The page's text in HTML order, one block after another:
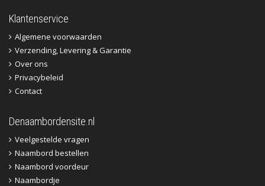
Klantenservice
Algemene voorwaarden
Verzending, Levering & Garantie
Over ons
Privacybeleid
Contact
Denaambordensite.nl
Veelgestelde vragen
Naambord bestellen
Naambord voordeur
Naambordje